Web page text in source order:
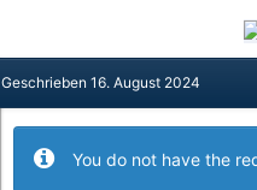
Geschrieben 16. August 2024
You do not have the